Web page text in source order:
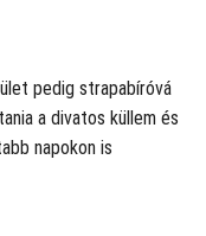
pedig strapabíróvá
a divatos küllem és
napokon is